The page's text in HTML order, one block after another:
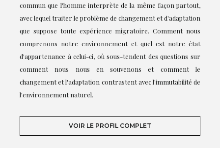
commun que l'homme interprète de la même façon partout,
avec lequel traiter le problème de changement et d'adaptation
que suppose toute expérience migratoire. Comment nous
comprenons notre environnement et quel est notre état
d'appartenance à celui-ci, où sous-tendent des questions sur
comment nous nous en souvenons et comment le
changement et l'adaptation contrastent avec l'immutabilité de
l'environnement naturel.
VOIR LE PROFIL COMPLET